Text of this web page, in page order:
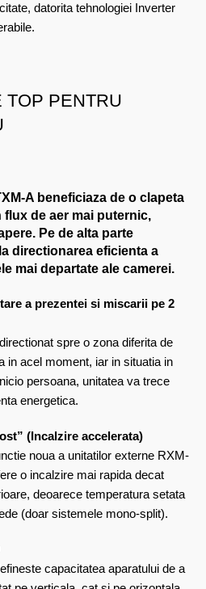
datorita tehnologiei Inverter
TOP PENTRU
A beneficiaza de o clapeta
flux de aer mai puternic,
Pe de alta parte
directionarea eficienta a
mai departate ale camerei.
a prezentei si miscarii pe 2
spre o zona diferita de
in acel moment, iar in situatia in
persoana, unitatea va trece
energetica.
(Incalzire accelerata)
noua a unitatilor externe RXM-
o incalzire mai rapida decat
deoarece temperatura setata
(doar sistemele mono-split).
capacitatea aparatului de a